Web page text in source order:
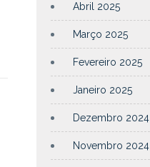
Abril 2025
Março 2025
Fevereiro 2025
Janeiro 2025
Dezembro 2024
Novembro 2024